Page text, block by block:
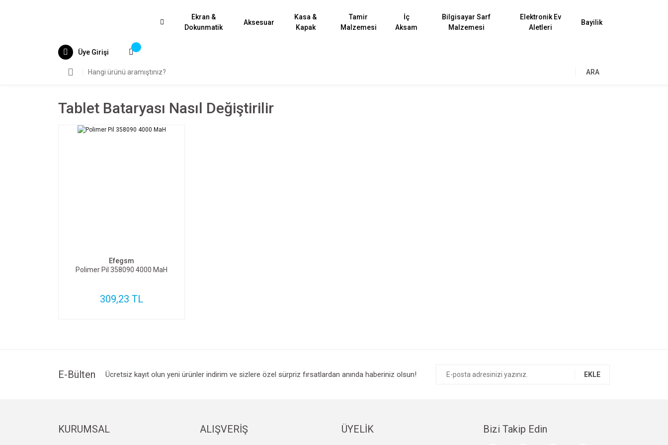
Ekran &
Dokunmatik
Aksesuar
Kasa &
Kapak
Tamir
Malzemesi
İç
Aksam
Bilgisayar Sarf
Malzemesi
Elektronik Ev
Aletleri
Bayilik
Üye Girişi
ARA
Tablet Bataryası Nasıl Değiştirilir
Efegsm
Polimer Pil 358090 4000 MaH
309,23 TL
E-Bülten Ücretsiz kayıt olun yeni ürünler indirim ve sizlere özel sürpriz fırsatlardan anında haberiniz olsun! EKLE
KURUMSAL ALIŞVERİŞ ÜYELİK Bizi Takip Edin